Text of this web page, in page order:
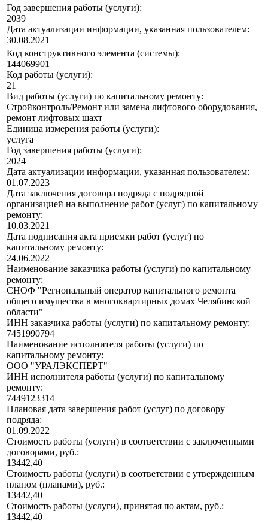
Год завершения работы (услуги):
2039
Дата актуализации информации, указанная пользователем:
30.08.2021
Код конструктивного элемента (системы):
144069901
Код работы (услуги):
21
Вид работы (услуги) по капитальному ремонту:
Стройконтроль/Ремонт или замена лифтового оборудования,
ремонт лифтовых шахт
Единица измерения работы (услуги):
услуга
Год завершения работы (услуги):
2024
Дата актуализации информации, указанная пользователем:
01.07.2023
Дата заключения договора подряда с подрядной
организацией на выполнение работ (услуг) по капитальному
ремонту:
10.03.2021
Дата подписания акта приемки работ (услуг) по
капитальному ремонту:
24.06.2022
Наименование заказчика работы (услуги) по капитальному
ремонту:
СНОФ "Региональный оператор капитального ремонта
общего имущества в многоквартирных домах Челябинской
области"
ИНН заказчика работы (услуги) по капитальному ремонту:
7451990794
Наименование исполнителя работы (услуги) по
капитальному ремонту:
ООО "УРАЛЭКСПЕРТ"
ИНН исполнителя работы (услуги) по капитальному
ремонту:
7449123314
Плановая дата завершения работ (услуг) по договору
подряда:
01.09.2022
Стоимость работы (услуги) в соответствии с заключенными
договорами, руб.:
13442,40
Стоимость работы (услуги) в соответствии с утвержденным
планом (планами), руб.:
13442,40
Стоимость работы (услуги), принятая по актам, руб.:
13442,40